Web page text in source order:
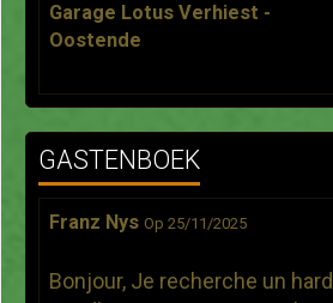
Garage Lotus Verhiest -
Oostende
GASTENBOEK
Franz Nys Op 25/11/2025
Bonjour, Je recherche un hard